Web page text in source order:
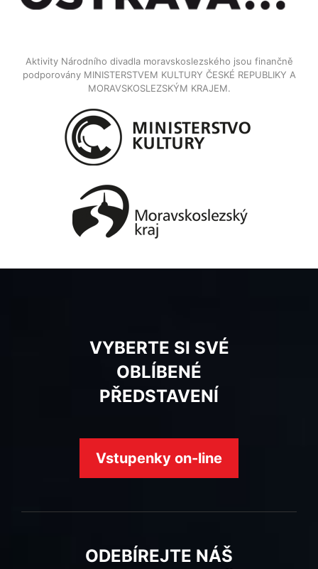
Aktivity Národního divadla moravskoslezského jsou finančně
podporovány MINISTERSTVEM KULTURY ČESKÉ REPUBLIKY A
MORAVSKOSLEZSKÝM KRAJEM.
VYBERTE SI SVÉ
OBLÍBENÉ
PŘEDSTAVENÍ
Vstupenky on-line
ODEBÍREJTE NÁŠ